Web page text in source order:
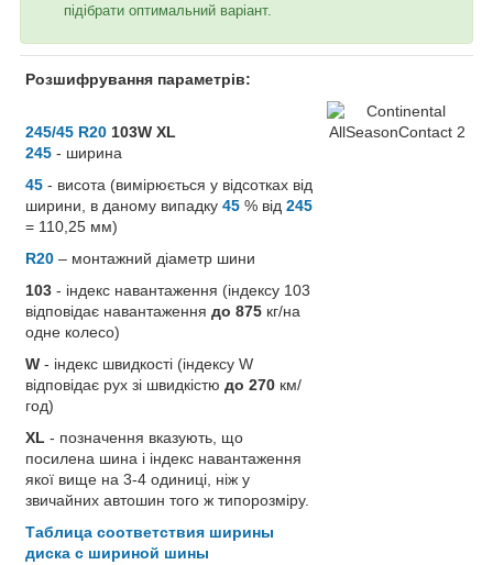
підібрати оптимальний варіант.
Розшифрування параметрів:
245/45 R20 103W XL
245 - ширина
45 - висота (вимірюється у відсотках від
ширини, в даному випадку 45 % від 245
= 110,25 мм)
R20 – монтажний діаметр шини
103 - індекс навантаження (індексу 103
відповідає навантаження до 875 кг/на
одне колесо)
W - індекс швидкості (індексу W
відповідає рух зі швидкістю до 270 км/
год)
XL - позначення вказують, що
посилена шина і індекс навантаження
якої вище на 3-4 одиниці, ніж у
звичайних автошин того ж типорозміру.
Таблица соответствия ширины
диска с шириной шины